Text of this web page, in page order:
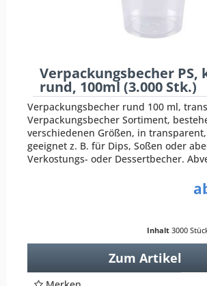
Verpackungsbecher PS,
rund, 100ml (3.000 Stk.)
Verpackungsbecher rund 100 ml,
Verpackungsbecher Sortiment,
verschiedenen Größen, in
geeignet z. B. für Dips, Soßen oder
Verkostungs- oder Dessertbecher.
Inhalt 3000
Zum Artikel